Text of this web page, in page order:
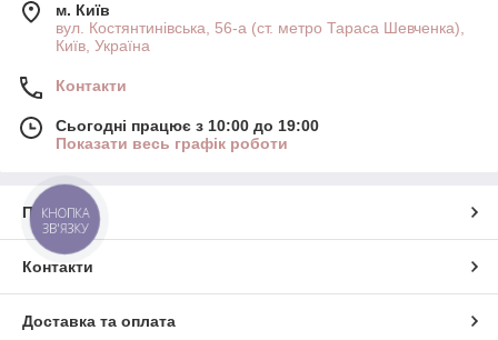
м. Київ
вул. Костянтинівська, 56-а (ст. метро Тараса Шевченка),
Київ, Україна
Контакти
Сьогодні працює з 10:00 до 19:00
Показати весь графік роботи
Про нас
Контакти
Доставка та оплата
КНОПКА
ЗВ'ЯЗКУ